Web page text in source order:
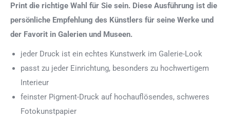
Print die richtige Wahl für Sie sein. Diese Ausführung ist die
persönliche Empfehlung des Künstlers für seine Werke und
der Favorit in Galerien und Museen.
jeder Druck ist ein echtes Kunstwerk im Galerie-Look
passt zu jeder Einrichtung, besonders zu hochwertigem
Interieur
feinster Pigment-Druck auf hochauflösendes, schweres
Fotokunstpapier